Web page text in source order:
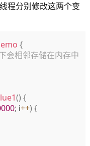
程分别修改这两个变
{
会相邻存储在内存中
() {
; i++) {